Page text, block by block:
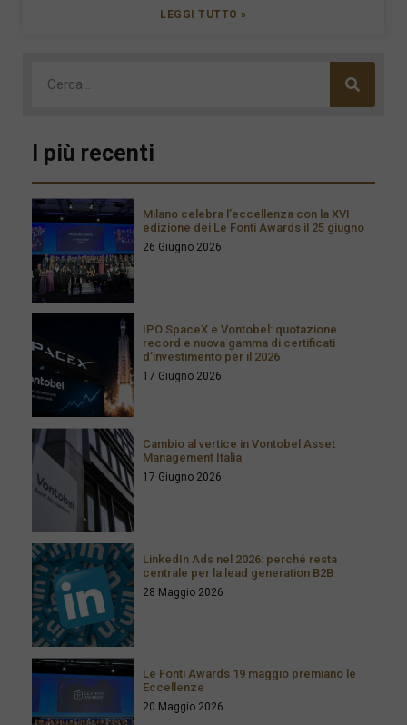
LEGGI TUTTO »
I più recenti
Milano celebra l’eccellenza con la XVI
edizione dei Le Fonti Awards il 25 giugno
26 Giugno 2026
IPO SpaceX e Vontobel: quotazione
record e nuova gamma di certificati
d’investimento per il 2026
17 Giugno 2026
Cambio al vertice in Vontobel Asset
Management Italia
17 Giugno 2026
LinkedIn Ads nel 2026: perché resta
centrale per la lead generation B2B
28 Maggio 2026
Le Fonti Awards 19 maggio premiano le
Eccellenze
20 Maggio 2026